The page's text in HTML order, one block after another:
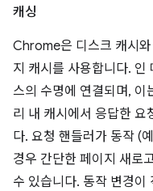
캐싱
Chrome은 디스크 캐시
지 캐시를 사용합니다. 인
스의 수명에 연결되며, 이
리 내 캐시에서 응답한 요
다. 요청 핸들러가 동작 (
경우 간단한 페이지 새로
수 있습니다. 동작 변경이